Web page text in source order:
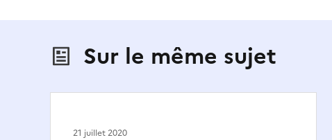
Sur le même sujet
21 juillet 2020